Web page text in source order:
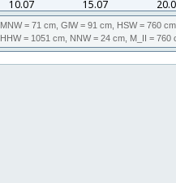
MNW= 71 cm, GlW= 91 cm, HSW= 760 cm,
HHW= 1051 cm, NNW= 24 cm, M_II = 760